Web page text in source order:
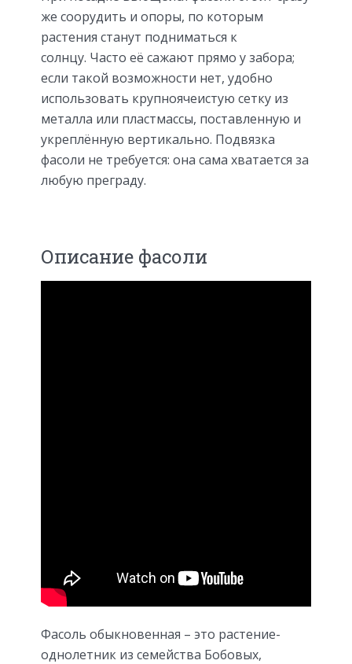
же соорудить и опоры, по которым
растения станут подниматься к
солнцу. Часто её сажают прямо у забора;
если такой возможности нет, удобно
использовать крупноячеистую сетку из
металла или пластмассы, поставленную и
укреплённую вертикально. Подвязка
фасоли не требуется: она сама хватается за
любую преграду.
Описание фасоли
Фасоль обыкновенная – это растение-
однолетник из семейства Бобовых,